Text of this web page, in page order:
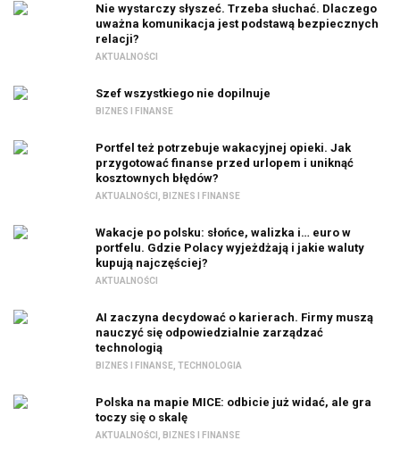
Nie wystarczy słyszeć. Trzeba słuchać. Dlaczego
uważna komunikacja jest podstawą bezpiecznych
relacji?
AKTUALNOŚCI
Szef wszystkiego nie dopilnuje
BIZNES I FINANSE
Portfel też potrzebuje wakacyjnej opieki. Jak
przygotować finanse przed urlopem i uniknąć
kosztownych błędów?
AKTUALNOŚCI BIZNES I FINANSE
Wakacje po polsku: słońce, walizka i… euro w
portfelu. Gdzie Polacy wyjeżdżają i jakie waluty
kupują najczęściej?
AKTUALNOŚCI
AI zaczyna decydować o karierach. Firmy muszą
nauczyć się odpowiedzialnie zarządzać
technologią
BIZNES I FINANSE TECHNOLOGIA
Polska na mapie MICE: odbicie już widać, ale gra
toczy się o skalę
AKTUALNOŚCI BIZNES I FINANSE